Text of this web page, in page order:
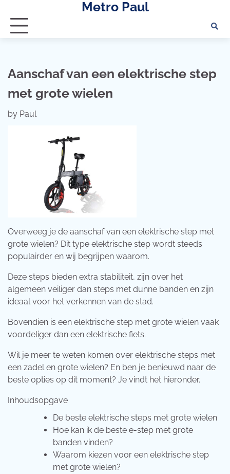
content
Metro Paul
Aanschaf van een elektrische step
met grote wielen
by Paul
Overweeg je de aanschaf van een elektrische step met
grote wielen? Dit type elektrische step wordt steeds
populairder en wij begrijpen waarom.
Deze steps bieden extra stabiliteit, zijn over het
algemeen veiliger dan steps met dunne banden en zijn
ideaal voor het verkennen van de stad.
Bovendien is een elektrische step met grote wielen vaak
voordeliger dan een elektrische fiets.
Wil je meer te weten komen over elektrische steps met
een zadel en grote wielen? En ben je benieuwd naar de
beste opties op dit moment? Je vindt het hieronder.
Inhoudsopgave
De beste elektrische steps met grote wielen
Hoe kan ik de beste e-step met grote
banden vinden?
Waarom kiezen voor een elektrische step
met grote wielen?